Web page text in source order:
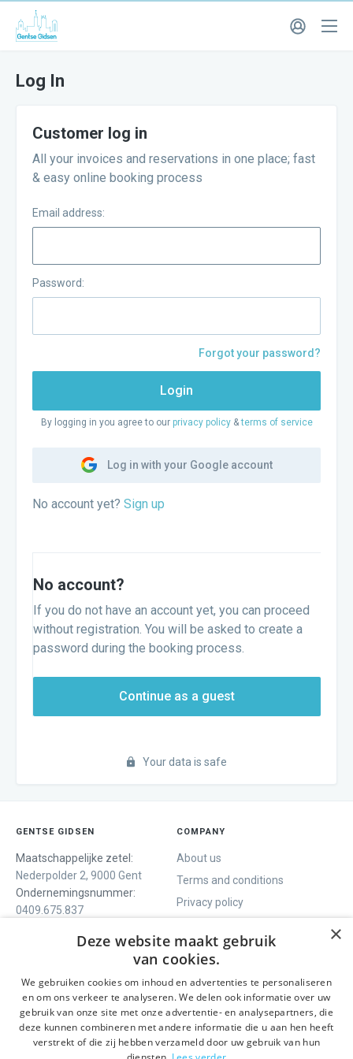
Log In
Customer log in
All your invoices and reservations in one place; fast
& easy online booking process
Email address:
Password:
Forgot your password?
Login
By logging in you agree to our privacy policy&terms of service
Log in with your Google account
No account yet? Sign up
No account?
If you do not have an account yet, you can proceed
without registration. You will be asked to create a
password during the booking process.
Continue as a guest
Your data is safe
GENTSE GIDSEN
Maatschappelijke zetel:
Nederpolder 2, 9000 Gent
Ondernemingsnummer:
0409.675.837
COMPANY
About us
Terms and conditions
Privacy policy
WE OFFER
Guided tours
One day tour
SOCIALS
Facebook
Instagram
LinkedIn
×
Deze website maakt gebruik
van cookies.
We gebruiken cookies om inhoud en advertenties te personaliseren
en om ons verkeer te analyseren. We delen ook informatie over uw
gebruik van onze site met onze advertentie- en analysepartners, die
deze kunnen combineren met andere informatie die u aan hen heeft
verstrekt of die zij hebben verzameld door uw gebruik van hun